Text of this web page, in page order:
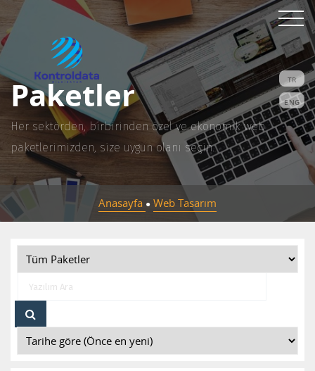
TR
ENG
Paketler
Her sektörden, birbirinden özel ve ekonomik web
paketlerimizden, size uygun olanı seçin.
Anasayfa ● Web Tasarım